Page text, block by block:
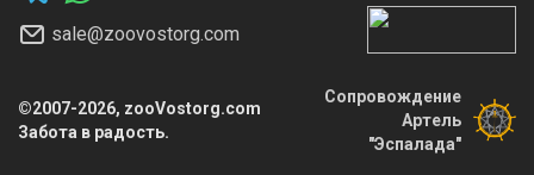
sale@zoovostorg.com
©2007-2026, zooVostorg.com
Забота в радость.
Сопровождение
Артель
"Эспалада"